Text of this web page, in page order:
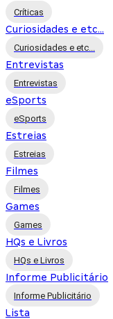
Críticas
Curiosidades e etc...
Curiosidades e etc...
Entrevistas
Entrevistas
eSports
eSports
Estreias
Estreias
Filmes
Filmes
Games
Games
HQs e Livros
HQs e Livros
Informe Publicitário
Informe Publicitário
Lista